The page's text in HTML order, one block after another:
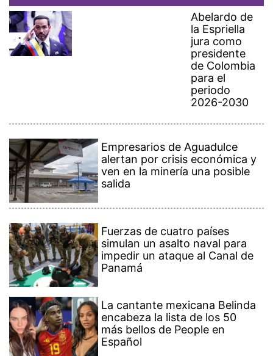
Abelardo de
la Espriella
jura como
presidente
de Colombia
para el
periodo
2026-2030
Empresarios de Aguadulce
alertan por crisis económica y
ven en la minería una posible
salida
Fuerzas de cuatro países
simulan un asalto naval para
impedir un ataque al Canal de
Panamá
La cantante mexicana Belinda
encabeza la lista de los 50
más bellos de People en
Español